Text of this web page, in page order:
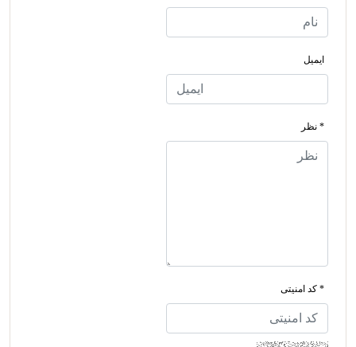
ایمیل
* نظر
* کد امنیتی